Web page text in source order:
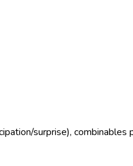
surprise), combinables